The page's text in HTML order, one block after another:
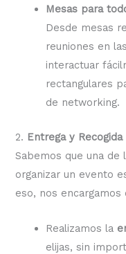
Mesas para
Desde mesas
reuniones en
interactuar
rectangulares
de networking.
2. Entrega y
Sabemos que una de
organizar un evento
eso, nos
Realizamos la
elijas, sin